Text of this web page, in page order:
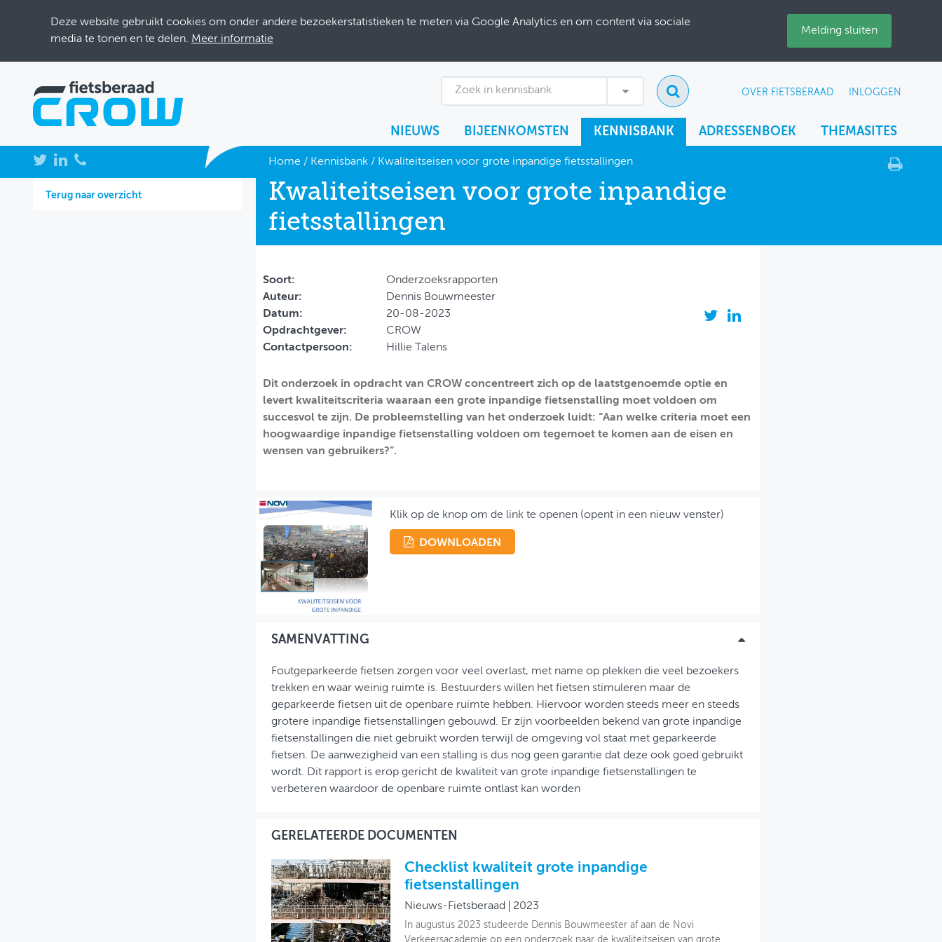
Deze website gebruikt cookies om onder andere bezoekerstatistieken te meten via Google Analytics en om content via sociale
media te tonen en te delen. Meer informatie
Melding sluiten
Zoek in kennisbank OVER FIETSBERAAD INLOGGEN
NIEUWS BIJEENKOMSTEN KENNISBANK ADRESSENBOEK THEMASITES
NIEUWS
BIJEENKOMSTEN
Home / Kennisbank/ Kwaliteitseisen voor grote inpandige fietsstallingen
Terug naar overzicht
Kwaliteitseisen voor grote inpandige
fietsstallingen
Soort:
Onderzoeksrapporten
Auteur:
Dennis Bouwmeester
Datum:
20-08-2023
Opdrachtgever:
CROW
Contactpersoon:
Hillie Talens
Dit onderzoek in opdracht van CROW concentreert zich op de laatstgenoemde optie en
levert kwaliteitscriteria waaraan een grote inpandige fietsenstalling moet voldoen om
succesvol te zijn. De probleemstelling van het onderzoek luidt: “Aan welke criteria moet een
hoogwaardige inpandige fietsenstalling voldoen om tegemoet te komen aan de eisen en
wensen van gebruikers?”.
Klik op de knop om de link te openen (opent in een nieuw venster)
DOWNLOADEN
SAMENVATTING
Foutgeparkeerde fietsen zorgen voor veel overlast, met name op plekken die veel bezoekers
trekken en waar weinig ruimte is. Bestuurders willen het fietsen stimuleren maar de
geparkeerde fietsen uit de openbare ruimte hebben. Hiervoor worden steeds meer en steeds
grotere inpandige fietsenstallingen gebouwd. Er zijn voorbeelden bekend van grote inpandige
fietsenstallingen die niet gebruikt worden terwijl de omgeving vol staat met geparkeerde
fietsen. De aanwezigheid van een stalling is dus nog geen garantie dat deze ook goed gebruikt
wordt. Dit rapport is erop gericht de kwaliteit van grote inpandige fietsenstallingen te
verbeteren waardoor de openbare ruimte ontlast kan worden
GERELATEERDE DOCUMENTEN
Checklist kwaliteit grote inpandige
fietsenstallingen
Nieuws-Fietsberaad 2023
In augustus 2023 studeerde Dennis Bouwmeester af aan de Novi
Verkeersacademie op een onderzoek naar de kwaliteitseisen van grote